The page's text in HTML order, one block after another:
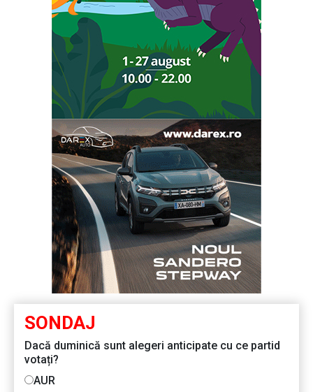
SONDAJ
Dacă duminică sunt alegeri anticipate cu ce partid
votați?
AUR